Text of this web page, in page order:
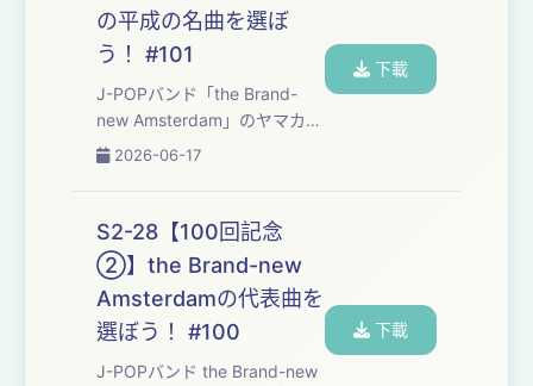
味わっていくPodcast番組で
す。 ・今回味わった楽曲は⁠⁠⁠⁠⁠⁠...
の平成の名曲を選ぼ
う！ #101
J-POPバンド「⁠⁠⁠⁠⁠⁠⁠⁠⁠⁠⁠⁠⁠⁠⁠⁠⁠⁠⁠⁠⁠⁠⁠⁠⁠⁠⁠⁠⁠⁠⁠⁠⁠⁠⁠⁠the Brand-
new Amsterdam⁠⁠⁠⁠⁠⁠⁠⁠⁠⁠⁠⁠⁠⁠⁠⁠⁠⁠⁠⁠⁠⁠⁠⁠⁠⁠⁠⁠⁠⁠⁠⁠⁠⁠⁠⁠」のヤマカワ
タカヒロとフジモトヨウヘイ
強も兼ねて、楽しくおしゃべ
りしながら平成を彩った名曲
たちを味わっていくPodcast
番組です。 番組のご感想は下
のお便りフォー...
2026-06-17
下載
S2-28【100回記念
②】the Brand-new
Amsterdamの代表曲を
選ぼう！ #100
J-POPバンド ⁠⁠⁠⁠⁠⁠⁠⁠⁠⁠⁠⁠⁠⁠⁠⁠⁠⁠⁠⁠⁠⁠⁠⁠⁠⁠⁠⁠⁠⁠⁠⁠⁠⁠⁠the Brand-new
下載